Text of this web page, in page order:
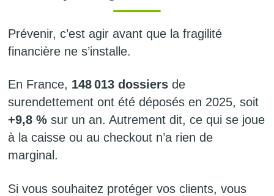
Prévenir, c’est agir avant que la fragilité
financière ne s’installe.
En France, 148 013 dossiers de
surendettement ont été déposés en 2025, soit
+9,8 % sur un an. Autrement dit, ce qui se joue
à la caisse ou au checkout n’a rien de
marginal.
Si vous souhaitez protéger vos clients, vous